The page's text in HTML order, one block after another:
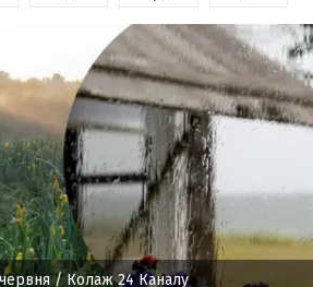
/ Колаж 24 Каналу